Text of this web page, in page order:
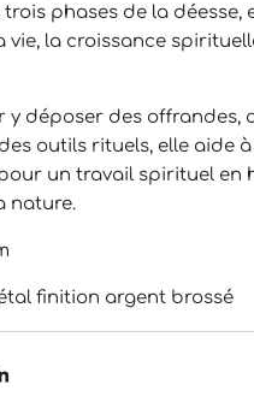
phases de la déesse,
vie, la croissance
y déposer des offrandes,
outils rituels, elle aide
un travail spirituel en
nature.
finition argent brossé